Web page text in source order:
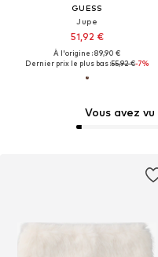
Vous avez
GUESS
Jupe
51,92 €
À l'origine : 89,90 €
Dernier prix le plus bas :55,92 €-7%